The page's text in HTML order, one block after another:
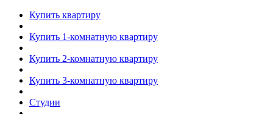
Купить квартиру
Купить 1-комнатную квартиру
Купить 2-комнатную квартиру
Купить 3-комнатную квартиру
Студии